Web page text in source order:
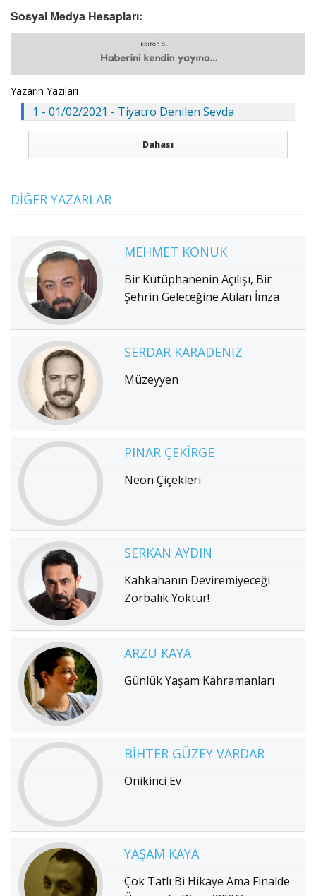
Sosyal Medya Hesapları:
Yazarın Yazıları
1 - 01/02/2021 - Tiyatro Denilen Sevda
Dahası
DIĞER YAZARLAR
MEHMET KONUK
Bir Kütüphanenin Açılışı, Bir
Şehrin Geleceğine Atılan İmza
SERDAR KARADENIZ
Müzeyyen
PINAR ÇEKIRGE
Neon Çiçekleri
SERKAN AYDIN
Kahkahanın Deviremiyeceği
Zorbalık Yoktur!
ARZU KAYA
Günlük Yaşam Kahramanları
BIHTER GÜZEY VARDAR
Onikinci Ev
YAŞAM KAYA
Çok Tatlı Bi Hikaye Ama Finalde